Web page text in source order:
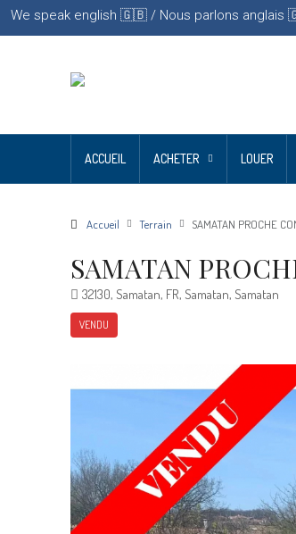
We speak english 🇬🇧 / Nous parlons
ACCUEIL ACHETER LOUER
Accueil Terrain SAMATAN PROCHE
SAMATAN
32130, Samatan, FR, Samatan, Samatan
VENDU